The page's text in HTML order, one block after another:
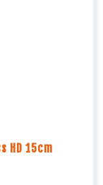
HD 15cm